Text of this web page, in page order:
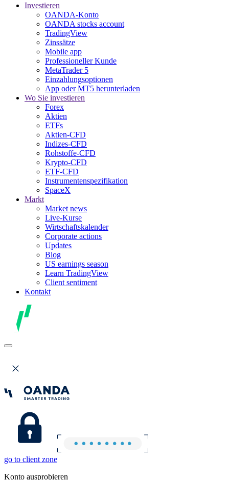
Investieren
OANDA-Konto
OANDA stocks account
TradingView
Zinssätze
Mobile app
Professioneller Kunde
MetaTrader 5
Einzahlungsoptionen
App oder MT5 herunterladen
Wo Sie investieren
Forex
Aktien
ETFs
Aktien-CFD
Indizes-CFD
Rohstoffe-CFD
Krypto-CFD
ETF-CFD
Instrumentenspezifikation
SpaceX
Markt
Market news
Live-Kurse
Wirtschaftskalender
Corporate actions
Updates
Blog
US earnings season
Learn TradingView
Client sentiment
Kontakt
go to client zone
Konto ausprobieren